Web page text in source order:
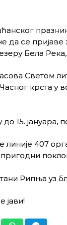
да се
Бела Река,
Светом
крста у
до 15.
407
Рипња
јави!